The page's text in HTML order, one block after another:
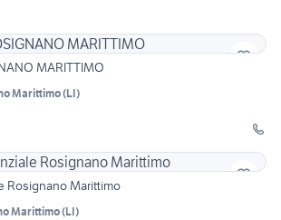
MARITTIMO
Marittimo(LI)
Rosignano Marittimo
Marittimo(LI)